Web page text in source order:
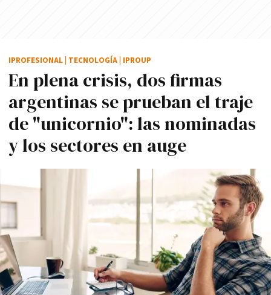
En plena crisis, dos firmas
argentinas se prueban el traje
de "unicornio": las nominadas
y los sectores en auge
IPROFESIONAL TECNOLOGÍA IPROUP